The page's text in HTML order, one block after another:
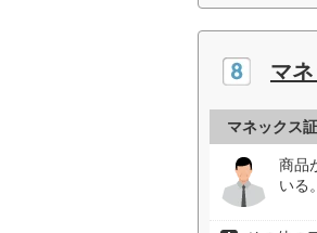
マ
マネックス
商品
いる